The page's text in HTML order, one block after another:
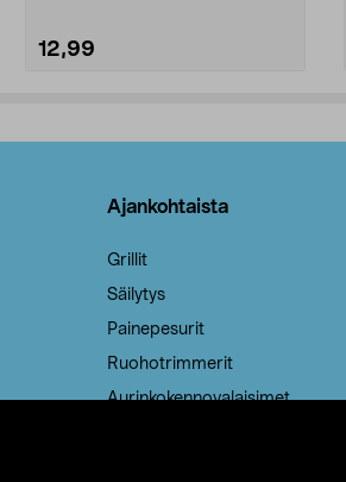
12,99
Ajankohtaista
Grillit
Säilytys
Painepesurit
Ruohotrimmerit
Aurinkokennovalaisimet